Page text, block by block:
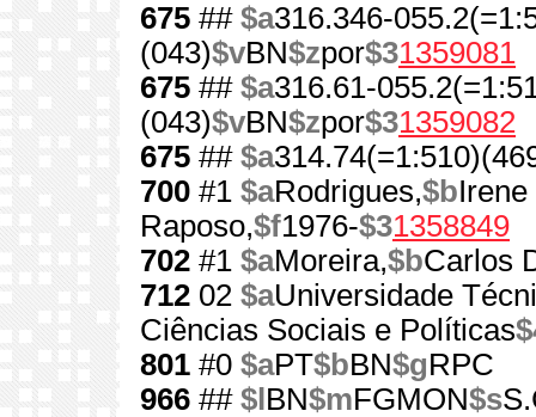
675 ## $a316.346-
(043)$vBN$zpor$31359081
675 ## $a316.61-
(043)$vBN$zpor$31359082
675 ## $a
700 #1 $aRodrigues,$b
Raposo,$f1976-$31358849
702 #1 $aMoreira,$bCarlos
712 02 $aUniversidade
Ciências Sociais e Políticas
801 #0 $aPT$bBN$gRPC
966 ## $l BN$mFGMON$s